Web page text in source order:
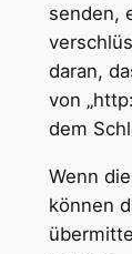
senden,
daran,
von
dem
Wenn
können